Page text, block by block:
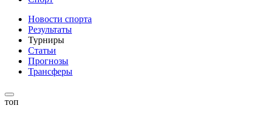
Новости спорта
Результаты
Турниры
Статьи
Прогнозы
Трансферы
топ